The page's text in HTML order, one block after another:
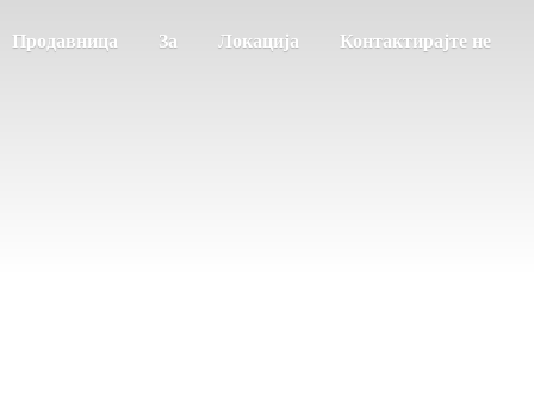
Продавница За Локација Контактирајте не